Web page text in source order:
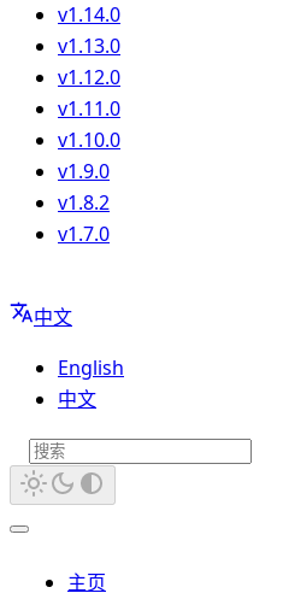
v1.14.0
v1.13.0
v1.12.0
v1.11.0
v1.10.0
v1.9.0
v1.8.2
v1.7.0
中文
English
中文
主页